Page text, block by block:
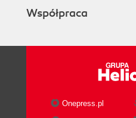
Współpraca
Onepress.pl